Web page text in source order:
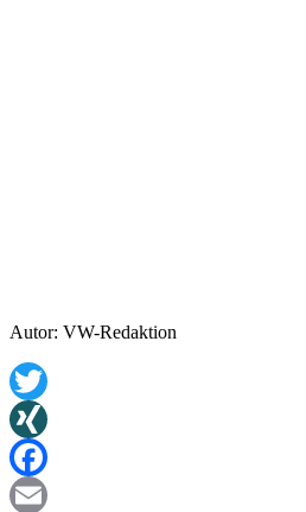
Autor: VW-Redaktion
Twitter
XING
Facebook